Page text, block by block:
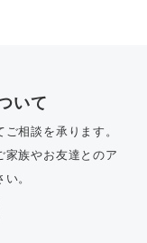
いて
相談を承ります。
家族やお友達とのア
。